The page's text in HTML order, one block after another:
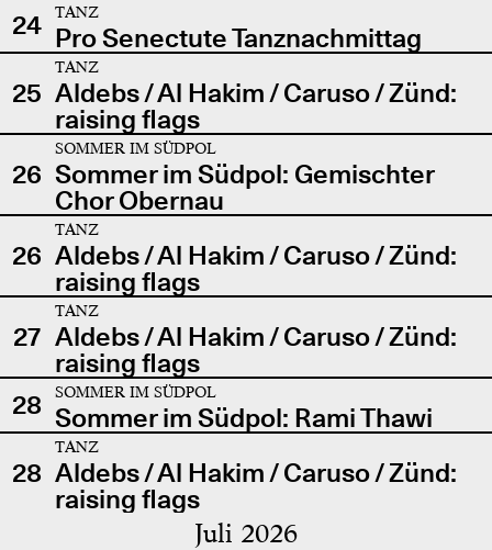
24
TANZ
Pro Senectute Tanznachmittag
25
TANZ
Aldebs / Al Hakim / Caruso / Zünd:
raising flags
26
SOMMER IM SÜDPOL
Sommer im Südpol: Gemischter
Chor Obernau
26
TANZ
Aldebs / Al Hakim / Caruso / Zünd:
raising flags
27
TANZ
Aldebs / Al Hakim / Caruso / Zünd:
raising flags
28
SOMMER IM SÜDPOL
Sommer im Südpol: Rami Thawi
28
TANZ
Aldebs / Al Hakim / Caruso / Zünd:
raising flags
Juli 2026